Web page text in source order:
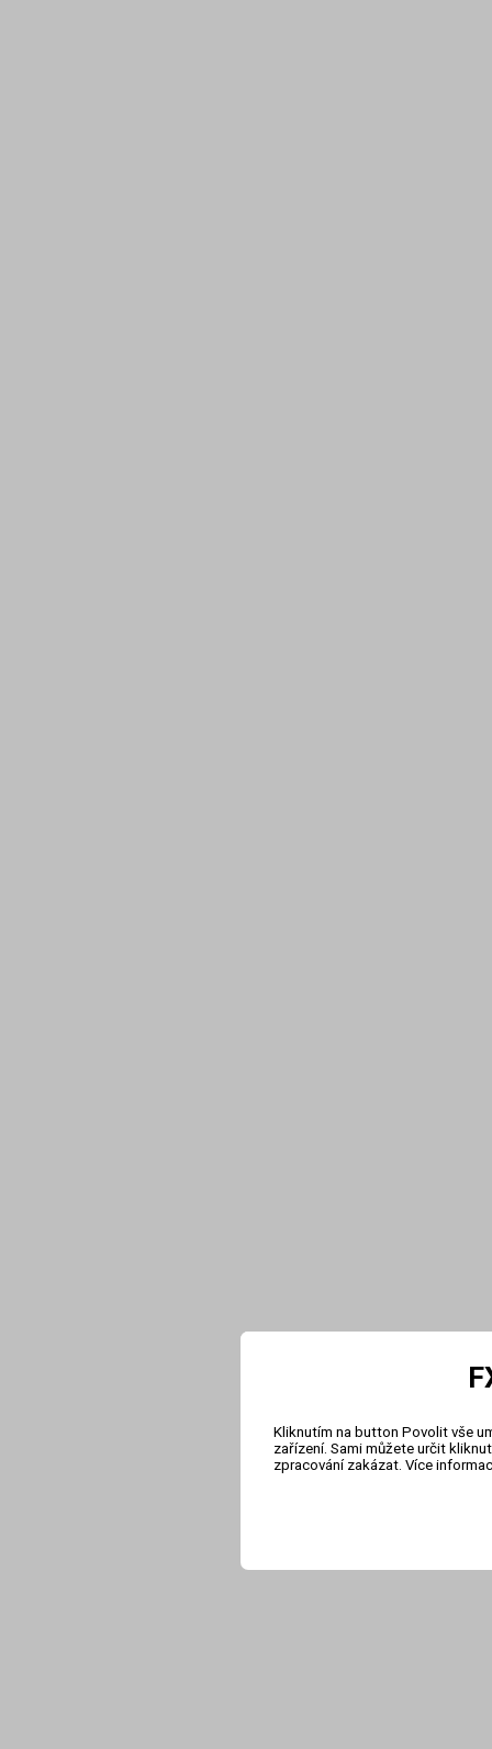
Kliknutím na button Povolit vše
zařízení. Sami můžete určit
zpracování zakázat. Více